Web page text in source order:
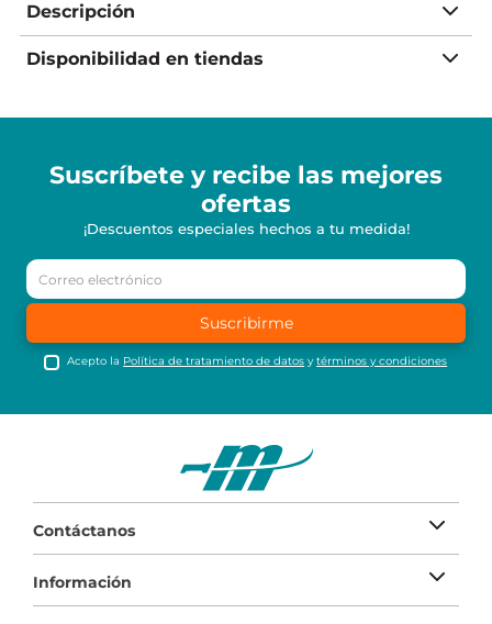
Descripción
Disponibilidad en tiendas
Suscríbete y recibe las mejores
ofertas
¡Descuentos especiales hechos a tu medida!
Suscribirme
Acepto la Política de tratamiento de datos ytérminos y condiciones
Contáctanos
Información